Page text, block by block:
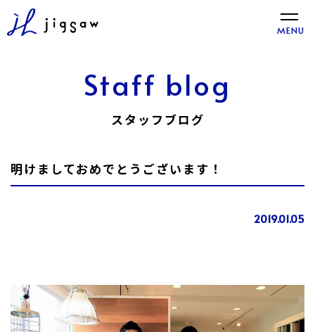
toggle
MENU
Staff blog
スタッフブログ
明けましておめでとうございます！
2019.01.05